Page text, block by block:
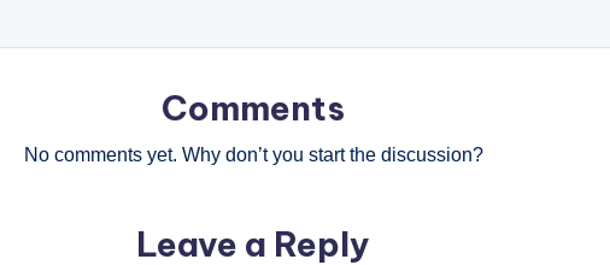
Comments
No comments yet. Why don’t you start the discussion?
Leave a Reply